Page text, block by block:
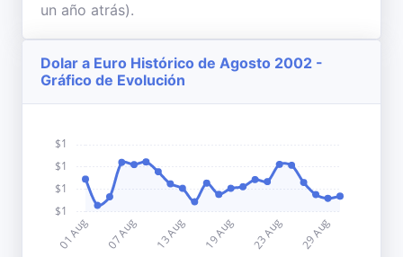
un año atrás).
Dolar a Euro Histórico de Agosto 2002 -
Gráfico de Evolución